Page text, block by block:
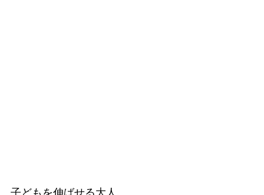
子どもを伸ばせる大人、